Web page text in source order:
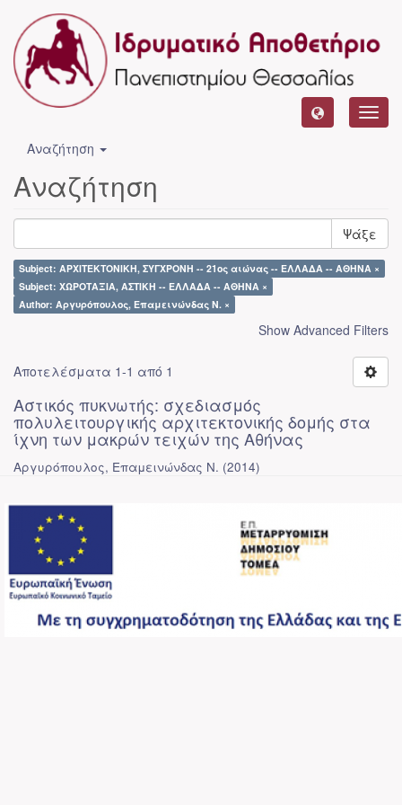
Αναζήτηση
Αναζήτηση
Ψάξε
Subject: ΑΡΧΙΤΕΚΤΟΝΙΚΗ, ΣΥΓΧΡΟΝΗ -- 21ος αιώνας -- ΕΛΛΑΔΑ -- ΑΘΗΝΑ ×
Subject: ΧΩΡΟΤΑΞΙΑ, ΑΣΤΙΚΗ -- ΕΛΛΑΔΑ -- ΑΘΗΝΑ ×
Author: Αργυρόπουλος, Επαμεινώνδας Ν. ×
Show Advanced Filters
Αποτελέσματα 1-1 από 1
Αστικός πυκνωτής: σχεδιασμός
πολυλειτουργικής αρχιτεκτονικής δομής στα
ίχνη των μακρών τειχών της Αθήνας
Αργυρόπουλος, Επαμεινώνδας Ν. (2014)